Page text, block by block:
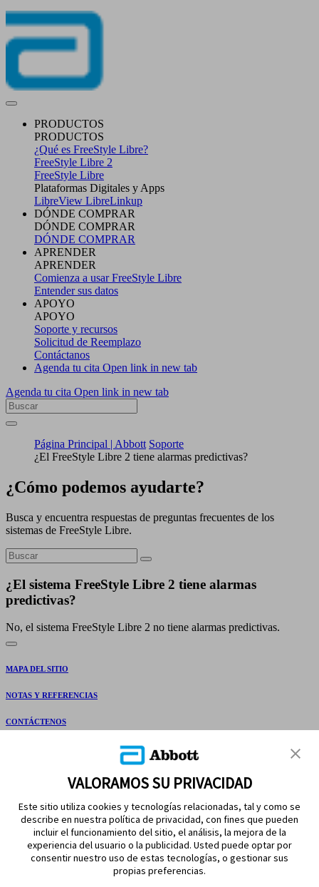
PRODUCTOS
PRODUCTOS
¿Qué es FreeStyle Libre?
FreeStyle Libre 2
FreeStyle Libre
Plataformas Digitales y Apps
LibreView LibreLinkup
DÓNDE COMPRAR
DÓNDE COMPRAR
DÓNDE COMPRAR
APRENDER
APRENDER
Comienza a usar FreeStyle Libre
Entender sus datos
APOYO
APOYO
Soporte y recursos
Solicitud de Reemplazo
Contáctanos
Agenda tu cita Open link in new tab
Agenda tu cita Open link in new tab
Página Principal | Abbott Soporte
¿El FreeStyle Libre 2 tiene alarmas predictivas?
¿Cómo podemos ayudarte?
Busca y encuentra respuestas de preguntas frecuentes de los
sistemas de FreeStyle Libre.
¿El sistema FreeStyle Libre 2 tiene alarmas
predictivas?
No, el sistema FreeStyle Libre 2 no tiene alarmas predictivas.
MAPA DEL SITIO
NOTAS Y REFERENCIAS
CONTÁCTENOS
MANTÉNGASE EN CONTACTO
VALORAMOS SU PRIVACIDAD
Este sitio utiliza cookies y tecnologías relacionadas, tal y como se
describe en nuestra política de privacidad, con fines que pueden
incluir el funcionamiento del sitio, el análisis, la mejora de la
experiencia del usuario o la publicidad. Usted puede optar por
consentir nuestro uso de estas tecnologías, o gestionar sus
propias preferencias.